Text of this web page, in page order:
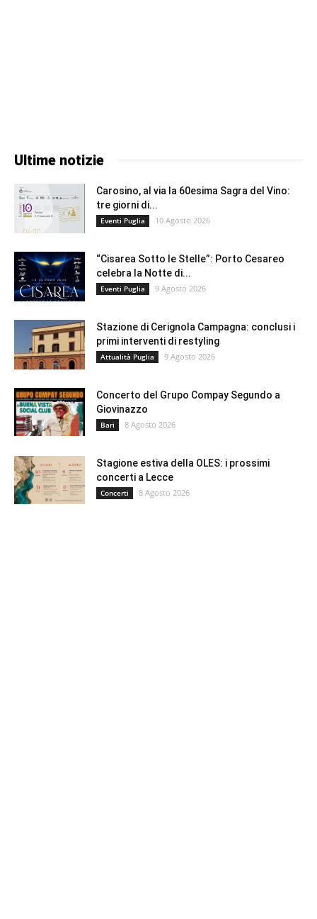
Ultime notizie
Carosino, al via la 60esima Sagra del Vino:
tre giorni di...
Eventi Puglia 10 Agosto 2026
“Cisarea Sotto le Stelle”: Porto Cesareo
celebra la Notte di...
Eventi Puglia 9 Agosto 2026
Stazione di Cerignola Campagna: conclusi i
primi interventi di restyling
Attualità Puglia 9 Agosto 2026
Concerto del Grupo Compay Segundo a
Giovinazzo
Bari 8 Agosto 2026
Stagione estiva della OLES: i prossimi
concerti a Lecce
Concerti 8 Agosto 2026